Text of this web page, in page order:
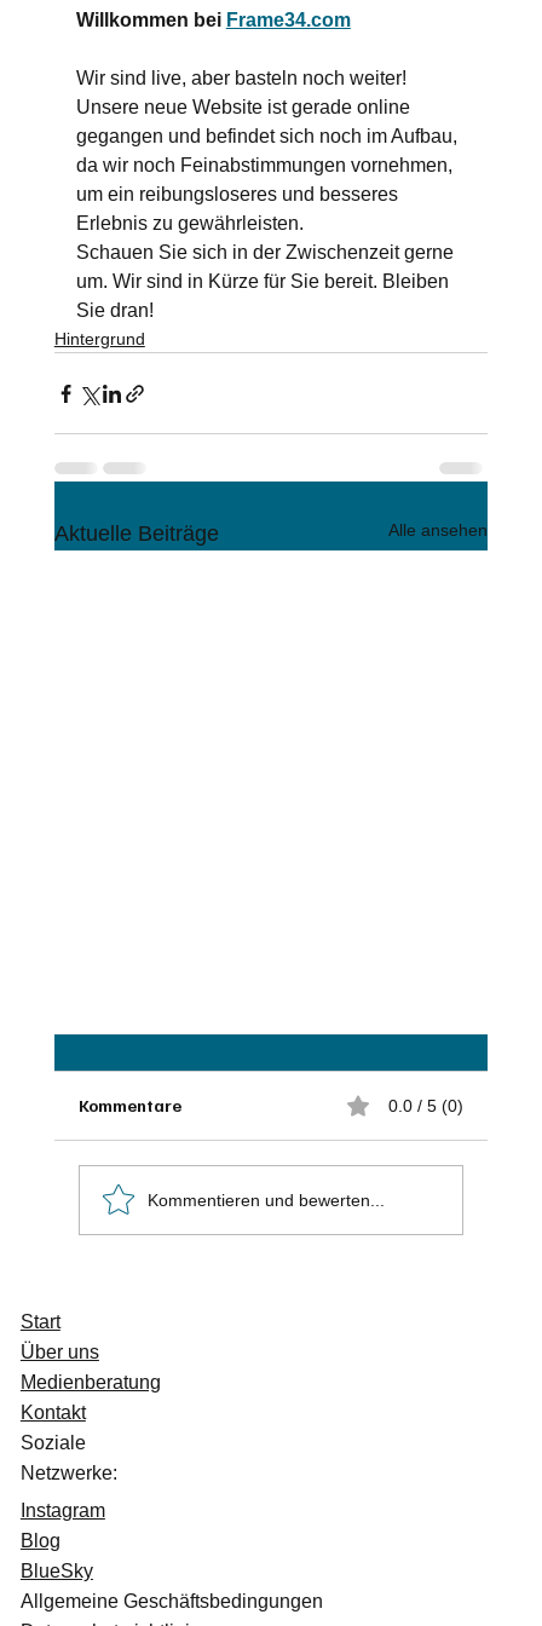
Willkommen bei Frame34.com
Wir sind live, aber basteln noch weiter!
Unsere neue Website ist gerade online
gegangen und befindet sich noch im Aufbau,
da wir noch Feinabstimmungen vornehmen,
um ein reibungsloseres und besseres
Erlebnis zu gewährleisten.
Schauen Sie sich in der Zwischenzeit gerne
um. Wir sind in Kürze für Sie bereit. Bleiben
Sie dran!
Hintergrund
Aktuelle Beiträge Alle ansehen
Fast fertig – 80% unserer Webseite ist bereit
Kommentare 0.0 / 5 (0)
Kommentieren und bewerten...
Start
Über uns
Medienberatung
Kontakt
Soziale
Netzwerke:
Instagram
Blog
BlueSky
Allgemeine Geschäftsbedingungen